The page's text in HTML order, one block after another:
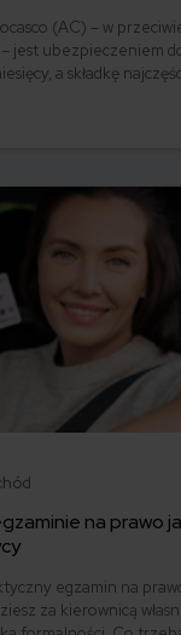
(AC) – w
jest ubezpieczeniem
a składkę
się sprzedać
na prawo
egzamin na
za kierownicą